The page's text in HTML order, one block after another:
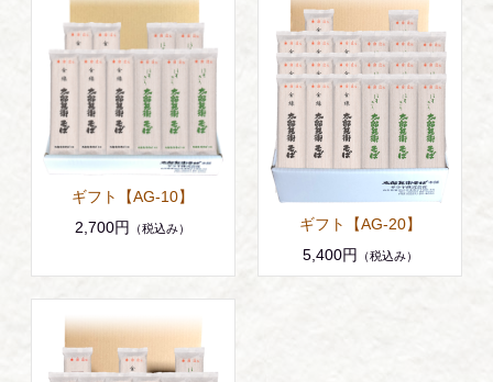
ギフト【AG-10】
2,700円
（税込み）
ギフト【AG-20】
5,400円 （税込み）